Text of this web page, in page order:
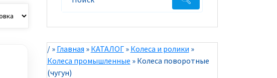
/ » Главная » КАТАЛОГ » Колеса и ролики »
Колеса промышленные »Колеса поворотные
(чугун)